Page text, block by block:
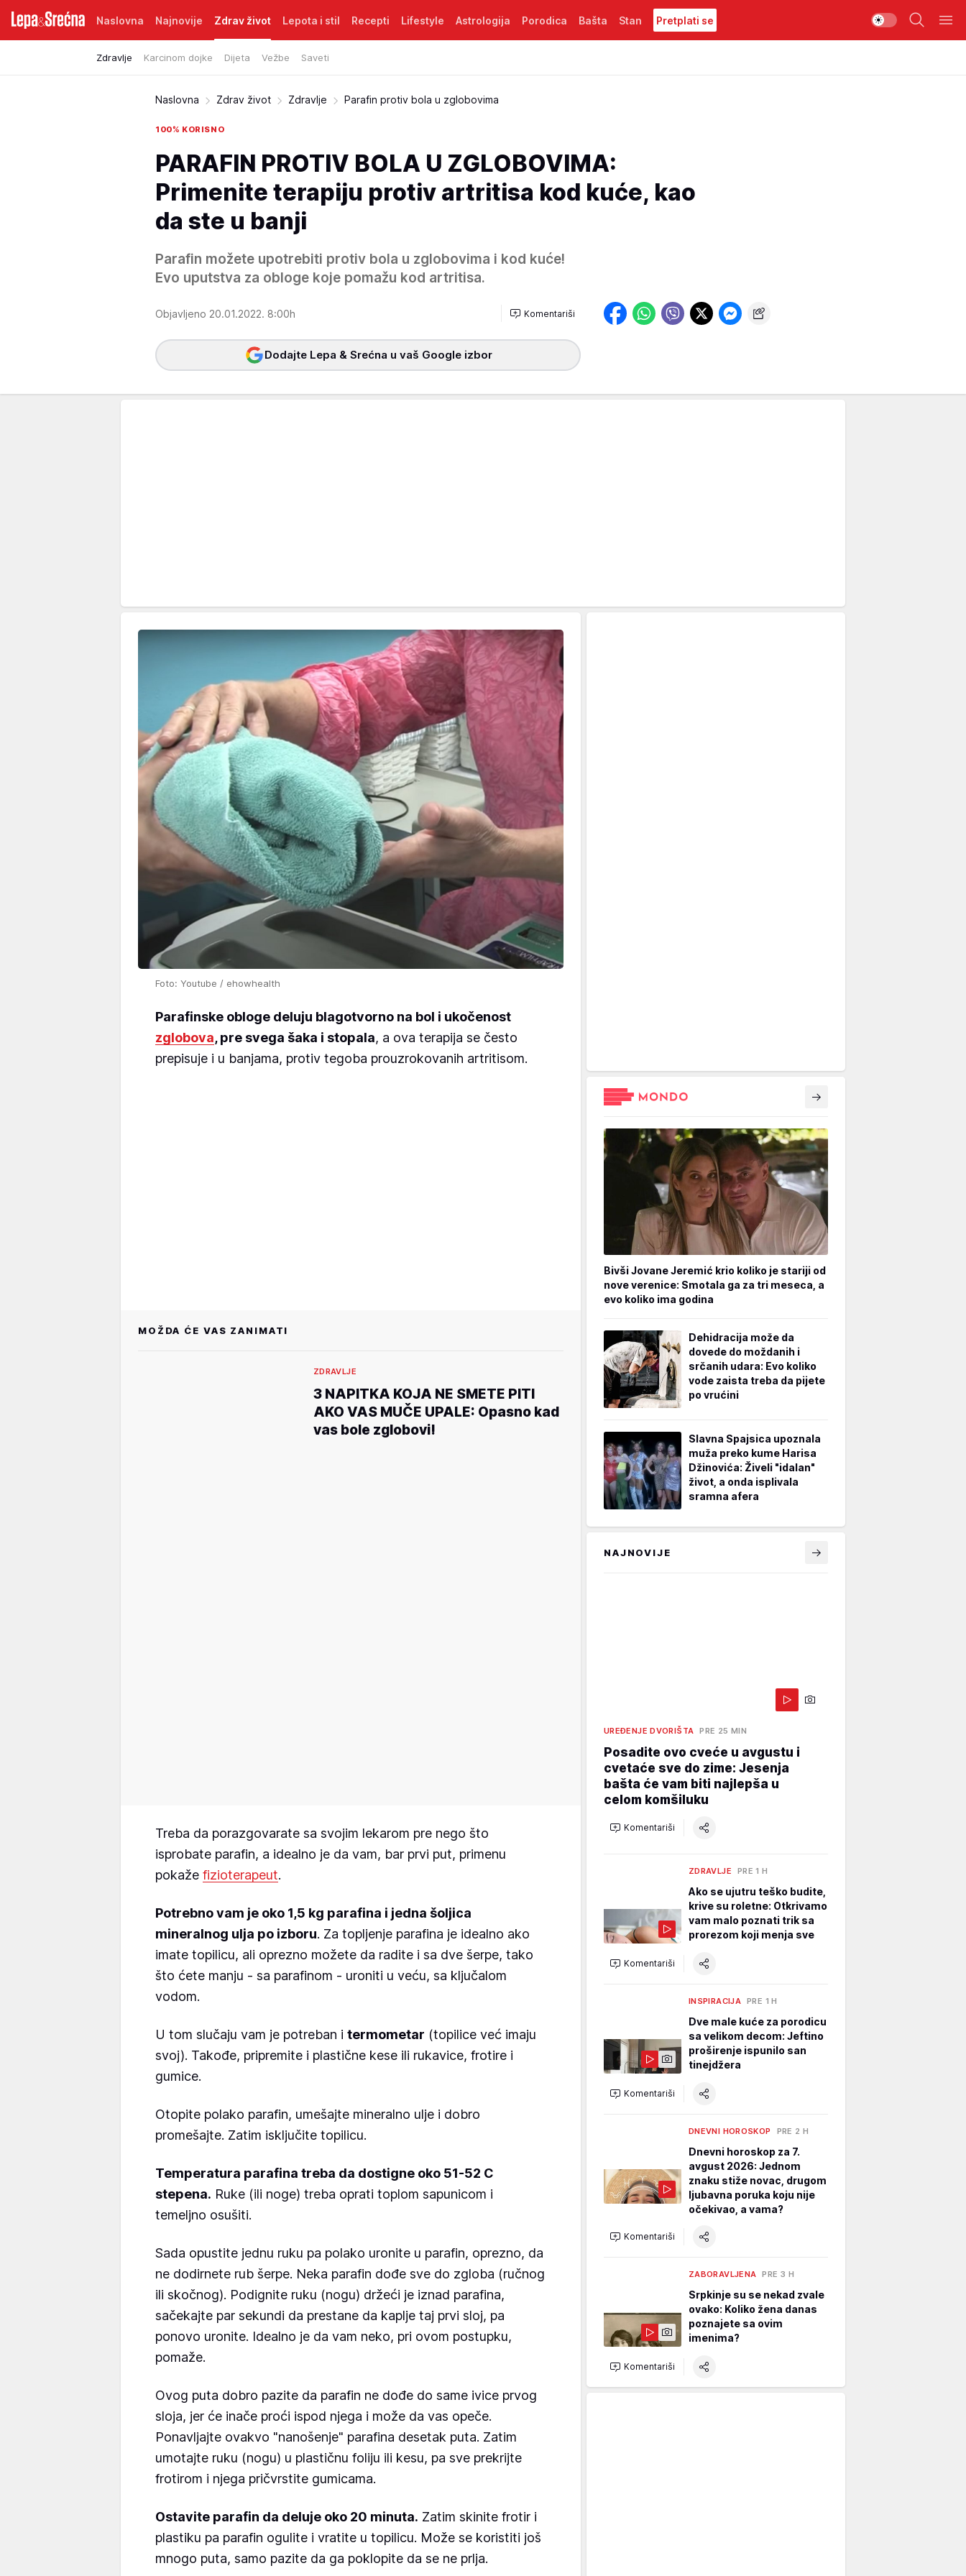
Naslovna Najnovije Zdrav život
Zdravlje Karcinom dojke Dijeta Vežbe Saveti
Lepota i stil Recepti Lifestyle Astrologija Porodica Bašta Stan Pretplati se
Naslovna Zdrav život Zdravlje Parafin protiv bola u zglobovima
100% KORISNO
PARAFIN PROTIV BOLA U ZGLOBOVIMA:
Primenite terapiju protiv artritisa kod kuće, kao
da ste u banji
Parafin možete upotrebiti protiv bola u zglobovima i kod kuće!
Evo uputstva za obloge koje pomažu kod artritisa.
Objavljeno 20.01.2022. 8:00h Komentariši
Dodajte Lepa & Srećna u vaš Google izbor
Foto: Youtube / ehowhealth
Parafinske obloge deluju blagotvorno na bol i ukočenost
zglobova, pre svega šaka i stopala, a ova terapija se često
prepisuje i u banjama, protiv tegoba prouzrokovanih artritisom.
MOŽDA ĆE VAS ZANIMATI
ZDRAVLJE
3 NAPITKA KOJA NE SMETE PITI
AKO VAS MUČE UPALE: Opasno kad
vas bole zglobovi!
Treba da porazgovarate sa svojim lekarom pre nego što
isprobate parafin, a idealno je da vam, bar prvi put, primenu
pokaže fizioterapeut.
Potrebno vam je oko 1,5 kg parafina i jedna šoljica
mineralnog ulja po izboru. Za topljenje parafina je idealno ako
imate topilicu, ali oprezno možete da radite i sa dve šerpe, tako
što ćete manju - sa parafinom - uroniti u veću, sa ključalom
vodom.
U tom slučaju vam je potreban i termometar (topilice već imaju
svoj). Takođe, pripremite i plastične kese ili rukavice, frotire i
gumice.
Otopite polako parafin, umešajte mineralno ulje i dobro
promešajte. Zatim isključite topilicu.
Temperatura parafina treba da dostigne oko 51-52 C
stepena. Ruke (ili noge) treba oprati toplom sapunicom i
temeljno osušiti.
Sada opustite jednu ruku pa polako uronite u parafin, oprezno, da
ne dodirnete rub šerpe. Neka parafin dođe sve do zgloba (ručnog
ili skočnog). Podignite ruku (nogu) držeći je iznad parafina,
sačekajte par sekundi da prestane da kaplje taj prvi sloj, pa
ponovo uronite. Idealno je da vam neko, pri ovom postupku,
pomaže.
Ovog puta dobro pazite da parafin ne dođe do same ivice prvog
sloja, jer će inače proći ispod njega i može da vas opeče.
Ponavljajte ovakvo "nanošenje" parafina desetak puta. Zatim
umotajte ruku (nogu) u plastičnu foliju ili kesu, pa sve prekrijte
frotirom i njega pričvrstite gumicama.
Ostavite parafin da deluje oko 20 minuta. Zatim skinite frotir i
plastiku pa parafin ogulite i vratite u topilicu. Može se koristiti još
mnogo puta, samo pazite da ga poklopite da se ne prlja.
Bivši Jovane Jeremić krio koliko je stariji od
nove verenice: Smotala ga za tri meseca, a
evo koliko ima godina
Dehidracija može da
dovede do moždanih i
srčanih udara: Evo koliko
vode zaista treba da pijete
po vrućini
Slavna Spajsica upoznala
muža preko kume Harisa
Džinovića: Živeli "idalan"
život, a onda isplivala
sramna afera
NAJNOVIJE
UREĐENJE DVORIŠTA PRE 25 MIN
Posadite ovo cveće u avgustu i
cvetaće sve do zime: Jesenja
bašta će vam biti najlepša u
celom komšiluku
Komentariši
ZDRAVLJE PRE 1 H
Ako se ujutru teško budite,
krive su roletne: Otkrivamo
vam malo poznati trik sa
prorezom koji menja sve
Komentariši
INSPIRACIJA PRE 1 H
Dve male kuće za porodicu
sa velikom decom: Jeftino
proširenje ispunilo san
tinejdžera
Komentariši
DNEVNI HOROSKOP PRE 2 H
Dnevni horoskop za 7.
avgust 2026: Jednom
znaku stiže novac, drugom
ljubavna poruka koju nije
očekivao, a vama?
Komentariši
ZABORAVLJENA PRE 3 H
Srpkinje su se nekad zvale
ovako: Koliko žena danas
poznajete sa ovim
imenima?
Komentariši